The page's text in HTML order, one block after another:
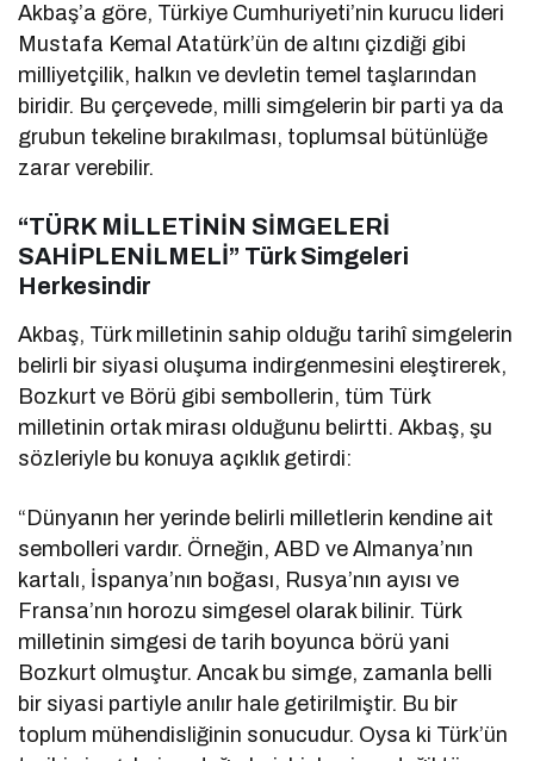
Akbaş’a göre, Türkiye Cumhuriyeti’nin kurucu lideri
Mustafa Kemal Atatürk’ün de altını çizdiği gibi
milliyetçilik, halkın ve devletin temel taşlarından
biridir. Bu çerçevede, milli simgelerin bir parti ya da
grubun tekeline bırakılması, toplumsal bütünlüğe
zarar verebilir.
“TÜRK MİLLETİNİN SİMGELERİ
SAHİPLENİLMELİ” Türk Simgeleri
Herkesindir
Akbaş, Türk milletinin sahip olduğu tarihî simgelerin
belirli bir siyasi oluşuma indirgenmesini eleştirerek,
Bozkurt ve Börü gibi sembollerin, tüm Türk
milletinin ortak mirası olduğunu belirtti. Akbaş, şu
sözleriyle bu konuya açıklık getirdi:
“Dünyanın her yerinde belirli milletlerin kendine ait
sembolleri vardır. Örneğin, ABD ve Almanya’nın
kartalı, İspanya’nın boğası, Rusya’nın ayısı ve
Fransa’nın horozu simgesel olarak bilinir. Türk
milletinin simgesi de tarih boyunca börü yani
Bozkurt olmuştur. Ancak bu simge, zamanla belli
bir siyasi partiyle anılır hale getirilmiştir. Bu bir
toplum mühendisliğinin sonucudur. Oysa ki Türk’ün